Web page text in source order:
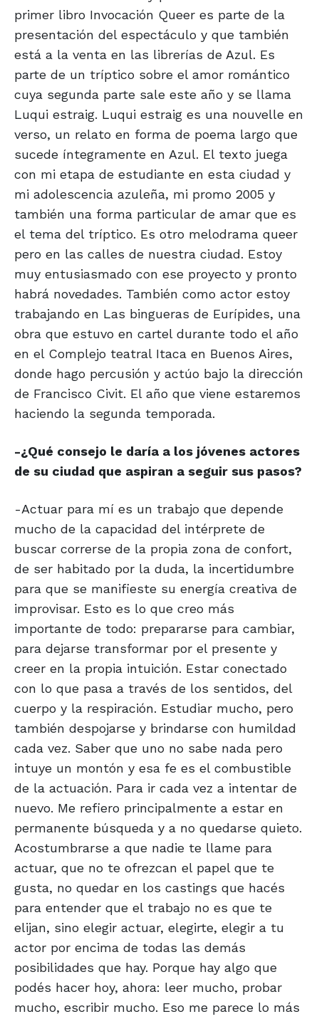
primer libro Invocación Queer es parte de la
presentación del espectáculo y que también
está a la venta en las librerías de Azul. Es
parte de un tríptico sobre el amor romántico
cuya segunda parte sale este año y se llama
Luqui estraig. Luqui estraig es una nouvelle en
verso, un relato en forma de poema largo que
sucede íntegramente en Azul. El texto juega
con mi etapa de estudiante en esta ciudad y
mi adolescencia azuleña, mi promo 2005 y
también una forma particular de amar que es
el tema del tríptico. Es otro melodrama queer
pero en las calles de nuestra ciudad. Estoy
muy entusiasmado con ese proyecto y pronto
habrá novedades. También como actor estoy
trabajando en Las bingueras de Eurípides, una
obra que estuvo en cartel durante todo el año
en el Complejo teatral Itaca en Buenos Aires,
donde hago percusión y actúo bajo la dirección
de Francisco Civit. El año que viene estaremos
haciendo la segunda temporada.
-¿Qué consejo le daría a los jóvenes actores
de su ciudad que aspiran a seguir sus pasos?
-Actuar para mí es un trabajo que depende
mucho de la capacidad del intérprete de
buscar correrse de la propia zona de confort,
de ser habitado por la duda, la incertidumbre
para que se manifieste su energía creativa de
improvisar. Esto es lo que creo más
importante de todo: prepararse para cambiar,
para dejarse transformar por el presente y
creer en la propia intuición. Estar conectado
con lo que pasa a través de los sentidos, del
cuerpo y la respiración. Estudiar mucho, pero
también despojarse y brindarse con humildad
cada vez. Saber que uno no sabe nada pero
intuye un montón y esa fe es el combustible
de la actuación. Para ir cada vez a intentar de
nuevo. Me refiero principalmente a estar en
permanente búsqueda y a no quedarse quieto.
Acostumbrarse a que nadie te llame para
actuar, que no te ofrezcan el papel que te
gusta, no quedar en los castings que hacés
para entender que el trabajo no es que te
elijan, sino elegir actuar, elegirte, elegir a tu
actor por encima de todas las demás
posibilidades que hay. Porque hay algo que
podés hacer hoy, ahora: leer mucho, probar
mucho, escribir mucho. Eso me parece lo más